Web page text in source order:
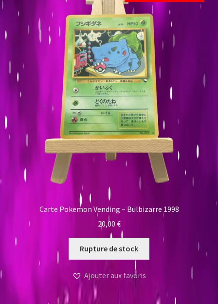
Carte Pokemon Vending – Bulbizarre 1998
20,00 €
Rupture de stock
Ajouter aux favoris